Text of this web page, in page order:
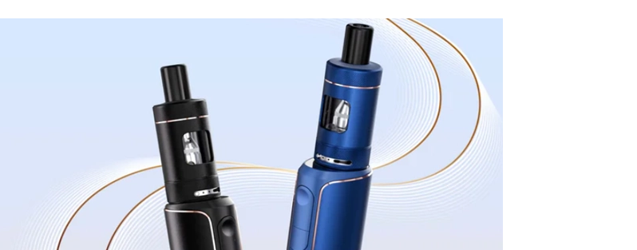
Boosters
Les Accus
piles
pour boxs
Toutes les Résistances
coils, têtes d’atomiseurs,
Les cartouches
pour pods
Drip Tip
embouts, becs
Chargeurs
câbles, secteurs
Rangements
étuis, housses
Un problème, une question ?
Quel kit de cigarette choisir ?
Quel E-liquide choisir ?
Quelle Accu choisir ?
Le végétol c'est quoi ?
Voir tout
Emission "C'est dans l'air"
Reportage Vox Pop ARTE
Interview France Bleu Genericlop